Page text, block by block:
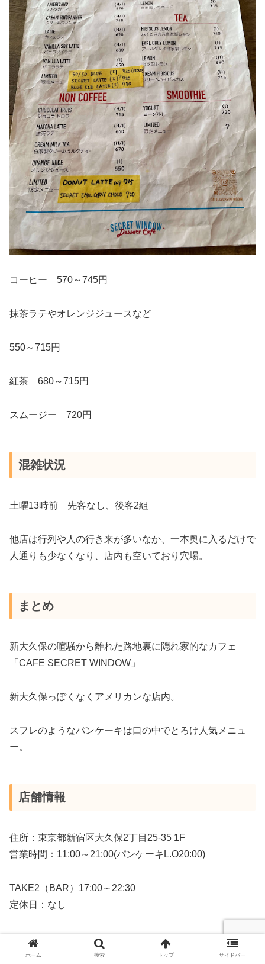
コーヒー 570～745円
抹茶ラテやオレンジジュースなど
550～715円
紅茶 680～715円
スムージー 720円
混雑状況
土曜13時前 先客なし、後客2組
他店は行列や人の行き来が多いなか、一本奥に入るだけで
人通りも少なくなり、店内も空いており穴場。
まとめ
新大久保の喧騒から離れた路地裏に隠れ家的なカフェ
「CAFE SECRET WINDOW」
新大久保っぽくなくアメリカンな店内。
スフレのようなパンケーキは口の中でとろけ人気メニュ
ー。
店舗情報
住所：東京都新宿区大久保2丁目25-35 1F
営業時間：11:00～21:00(パンケーキL.O20:00)
TAKE2（BAR）17:00～22:30
定休日：なし
アクセス
ホーム 検索 トップ サイドバー